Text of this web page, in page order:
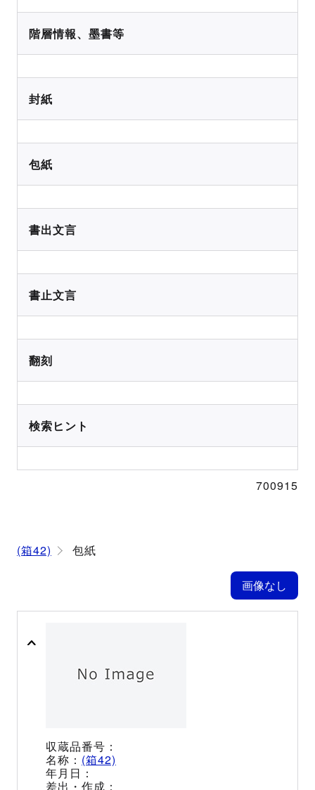
階層情報、墨書等
封紙
包紙
書出文言
書止文言
翻刻
検索ヒント
700915
(箱42) 包紙
(箱42)